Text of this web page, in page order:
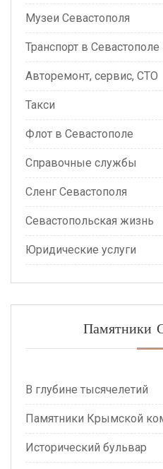
Музеи Севастополя
Транспорт в Севастополе
Авторемонт, сервис, СТО
Такси
Флот в Севастополе
Справочные службы
Сленг Севастополя
Севастопольская жизнь
Юридические услуги
Памятники
В глубине тысячелетий
Памятники Крымской
Исторический бульвар